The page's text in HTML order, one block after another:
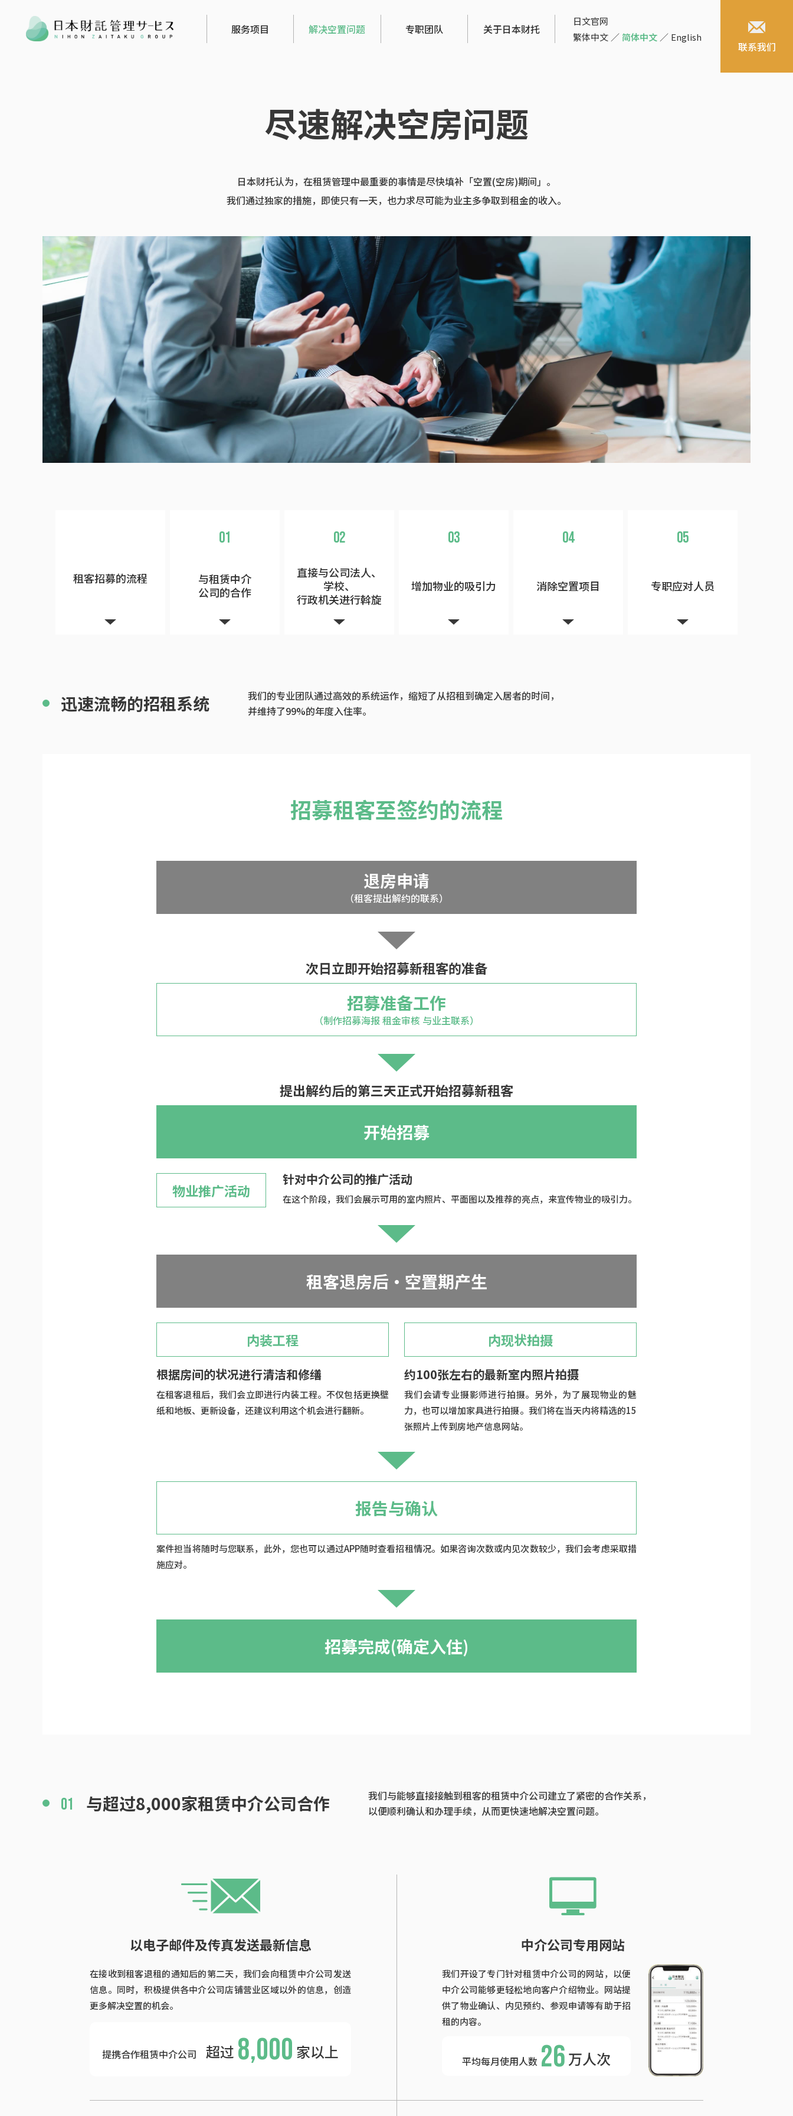
服务项目 解决空置问题 专职团队 关于日本财托
日文官网
繁体中文 ／ 简体中文 ／ English
联系我们
尽速解决空房问题
日本财托认为，在租赁管理中最重要的事情是尽快填补「空置(空房)期间」。
我们通过独家的措施，即使只有一天，也力求尽可能为业主多争取到租金的收入。
租客招募的流程
01
与租赁中介
公司的合作
02
直接与公司法人、
学校、
行政机关进行斡旋
03
增加物业的吸引力
04
消除空置项目
05
专职应对人员
迅速流畅的招租系统
我们的专业团队通过高效的系统运作，缩短了从招租到确定入居者的时间，
并维持了99%的年度入住率。
招募租客至签约的流程
退房申请
（租客提出解约的联系）
次日立即开始招募新租客的准备
招募准备工作
（制作招募海报 租金审核 与业主联系）
提出解约后的第三天正式开始招募新租客
开始招募
物业推广活动
针对中介公司的推广活动
在这个阶段，我们会展示可用的室内照片、平面图以及推荐的亮点，来宣传物业的吸引力。
租客退房后・空置期产生
内装工程
根据房间的状况进行清洁和修缮
在租客退租后，我们会立即进行内装工程。不仅包括更换壁
纸和地板、更新设备，还建议利用这个机会进行翻新。
内现状拍摄
约100张左右的最新室内照片拍摄
我们会请专业摄影师进行拍摄。另外，为了展现物业的魅
力，也可以增加家具进行拍摄。我们将在当天内将精选的15
张照片上传到房地产信息网站。
报告与确认
案件担当将随时与您联系，此外，您也可以通过APP随时查看招租情况。如果咨询次数或内见次数较少，我们会考虑采取措
施应对。
招募完成(确定入住)
01 与超过8,000家租赁中介公司合作
我们与能够直接接触到租客的租赁中介公司建立了紧密的合作关系，
以便顺利确认和办理手续，从而更快速地解决空置问题。
以电子邮件及传真发送最新信息
在接收到租客退租的通知后的第二天，我们会向租赁中介公司发送
信息。同时，积极提供各中介公司店铺营业区域以外的信息，创造
更多解决空置的机会。
提携合作租赁中介公司超过 8,000 家以上
中介公司专用网站
我们开设了专门针对租赁中介公司的网站，以便
中介公司能够更轻松地向客户介绍物业。网站提
供了物业确认、内见预约、参观申请等有助于招
租的内容。
平均每月使用人数 26 万人次